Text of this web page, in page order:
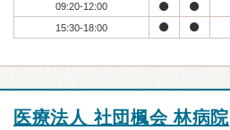
09:20-12:00
15:30-18:00
医療法人 社団楓会 林病院